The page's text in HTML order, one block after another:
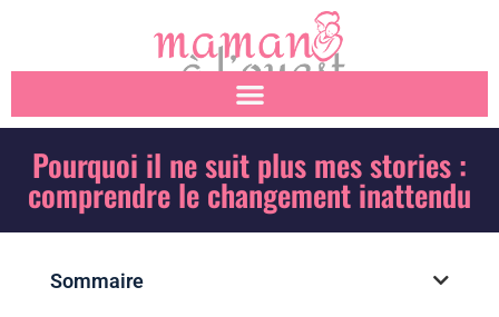
Pourquoi il ne suit plus mes stories :
comprendre le changement inattendu
Sommaire